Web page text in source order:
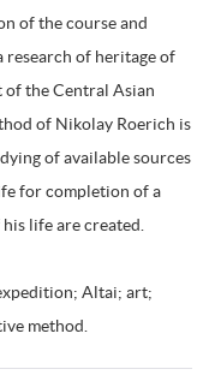
of the course and
of heritage of
of the Central Asian
of Nikolay Roerich is
of available sources
for completion of a
life are created.
Altai; art;
method.